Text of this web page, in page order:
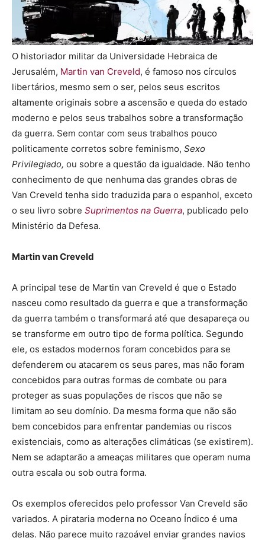
O historiador militar da Universidade Hebraica de
Jerusalém, Martin van Creveld, é famoso nos círculos
libertários, mesmo sem o ser, pelos seus escritos
altamente originais sobre a ascensão e queda do estado
moderno e pelos seus trabalhos sobre a transformação
da guerra. Sem contar com seus trabalhos pouco
politicamente corretos sobre feminismo, Sexo
Privilegiado, ou sobre a questão da igualdade. Não tenho
conhecimento de que nenhuma das grandes obras de
Van Creveld tenha sido traduzida para o espanhol, exceto
o seu livro sobre Suprimentos na Guerra, publicado pelo
Ministério da Defesa.
Martin van Creveld
A principal tese de Martin van Creveld é que o Estado
nasceu como resultado da guerra e que a transformação
da guerra também o transformará até que desapareça ou
se transforme em outro tipo de forma política. Segundo
ele, os estados modernos foram concebidos para se
defenderem ou atacarem os seus pares, mas não foram
concebidos para outras formas de combate ou para
proteger as suas populações de riscos que não se
limitam ao seu domínio. Da mesma forma que não são
bem concebidos para enfrentar pandemias ou riscos
existenciais, como as alterações climáticas (se existirem).
Nem se adaptarão a ameaças militares que operam numa
outra escala ou sob outra forma.
Os exemplos oferecidos pelo professor Van Creveld são
variados. A pirataria moderna no Oceano Índico é uma
delas. Não parece muito razoável enviar grandes navios